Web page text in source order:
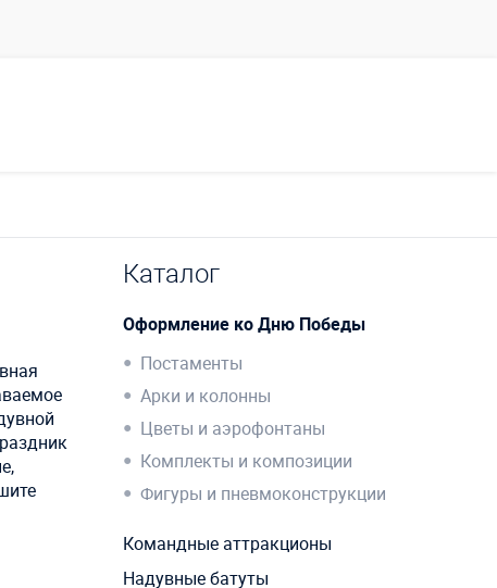
Каталог
Оформление ко Дню Победы
Постаменты
Арки и колонны
Цветы и аэрофонтаны
Комплекты и композиции
Фигуры и пневмоконструкции
Командные аттракционы
Надувные батуты